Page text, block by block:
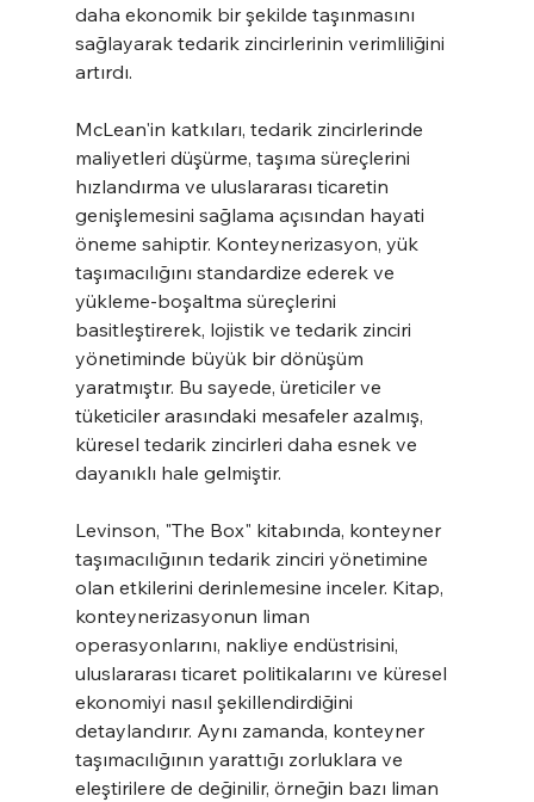
daha ekonomik bir şekilde taşınmasını
sağlayarak tedarik zincirlerinin verimliliğini
artırdı.
McLean'in katkıları, tedarik zincirlerinde
maliyetleri düşürme, taşıma süreçlerini
hızlandırma ve uluslararası ticaretin
genişlemesini sağlama açısından hayati
öneme sahiptir. Konteynerizasyon, yük
taşımacılığını standardize ederek ve
yükleme-boşaltma süreçlerini
basitleştirerek, lojistik ve tedarik zinciri
yönetiminde büyük bir dönüşüm
yaratmıştır. Bu sayede, üreticiler ve
tüketiciler arasındaki mesafeler azalmış,
küresel tedarik zincirleri daha esnek ve
dayanıklı hale gelmiştir.
Levinson, "The Box" kitabında, konteyner
taşımacılığının tedarik zinciri yönetimine
olan etkilerini derinlemesine inceler. Kitap,
konteynerizasyonun liman
operasyonlarını, nakliye endüstrisini,
uluslararası ticaret politikalarını ve küresel
ekonomiyi nasıl şekillendirdiğini
detaylandırır. Aynı zamanda, konteyner
taşımacılığının yarattığı zorluklara ve
eleştirilere de değinilir, örneğin bazı liman